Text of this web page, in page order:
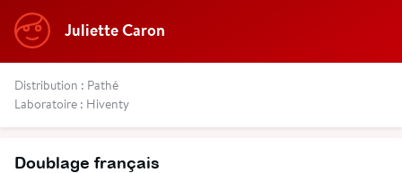
Juliette Caron
Distribution : Pathé
Laboratoire : Hiventy
Doublage français